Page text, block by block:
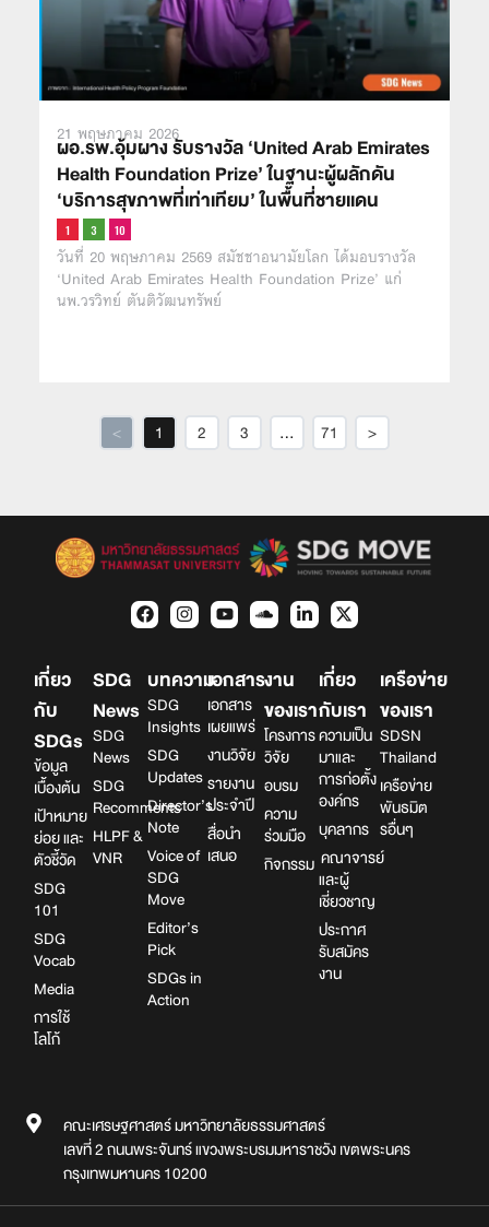
21 พฤษภาคม 2026
ผอ.รพ.อุ้มผาง รับรางวัล ‘United Arab Emirates
Health Foundation Prize’ ในฐานะผู้ผลักดัน
‘บริการสุขภาพที่เท่าเทียม’ ในพื้นที่ชายเเดน
วันที่ 20 พฤษภาคม 2569 สมัชชาอนามัยโลก ได้มอบรางวัล
‘United Arab Emirates Health Foundation Prize’ แก่
นพ.วรวิทย์ ตันติวัฒนทรัพย์
< 1 2 3 … 71 >
เกี่ยว
กับ
SDGs
ข้อมูล
เบื้องต้น
เป้าหมาย
ย่อย และ
ตัวชี้วัด
SDG
101
SDG
Vocab
Media
การใช้
โลโก้
SDG
News
SDG
News
SDG
Recomments
HLPF &
VNR
บทความ
SDG
Insights
SDG
Updates
Director’s
Note
Voice of
SDG
Move
Editor’s
Pick
SDGs in
Action
เอกสาร
เอกสาร
เผยแพร่
งานวิจัย
รายงาน
ประจำปี
สื่อนำ
เสนอ
งาน
ของเรา
โครงการ
วิจัย
อบรม
ความ
ร่วมมือ
กิจกรรม
เกี่ยว
กับเรา
ความเป็น
มาและ
การก่อตั้ง
องค์กร
บุคลากร
คณาจารย์
และผู้
เชี่ยวชาญ
ประกาศ
รับสมัคร
งาน
เครือข่าย
ของเรา
SDSN
Thailand
เครือข่าย
พันธมิต
รอื่นๆ
คณะเศรษฐศาสตร์ มหาวิทยาลัยธรรมศาสตร์
เลขที่ 2 ถนนพระจันทร์ แขวงพระบรมมหาราชวัง เขตพระนคร
กรุงเทพมหานคร 10200